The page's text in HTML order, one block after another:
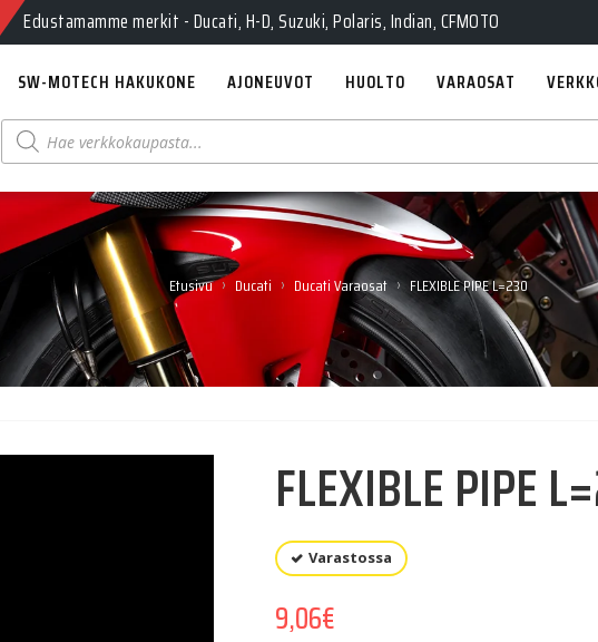
Myynti Ma-Pe 10-18, La 10-14, Huolto Ma-Pe 9-17
Edustamamme merkit - Ducati, H-D, Suzuki, Polaris, Indian, CFMOTO
SW-MOTECH HAKUKONE AJONEUVOT HUOLTO VARAOSAT
Products
search
Etusivu › Ducati › Ducati Varaosat › FLEXIBLE PIPE L=230
FLEXIBLE PIPE
Varastossa
9,06€